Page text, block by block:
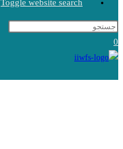
Toggle website search
0